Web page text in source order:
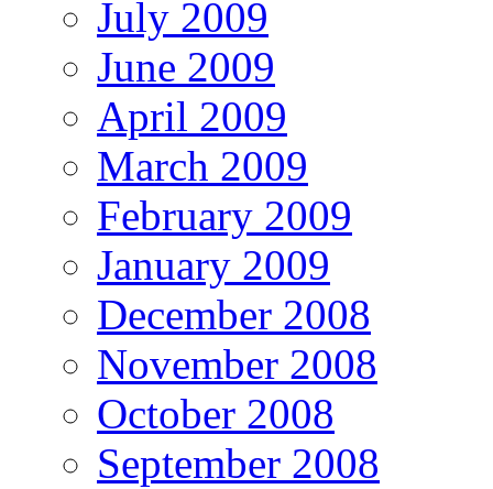
July 2009
June 2009
April 2009
March 2009
February 2009
January 2009
December 2008
November 2008
October 2008
September 2008